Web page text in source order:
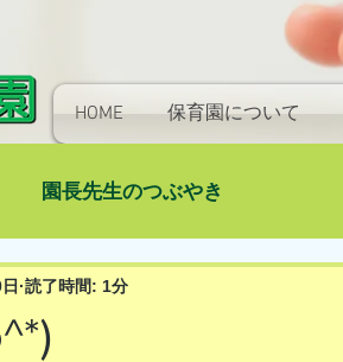
HOME 保育園について
園長先生のつぶやき
読了時間: 1分